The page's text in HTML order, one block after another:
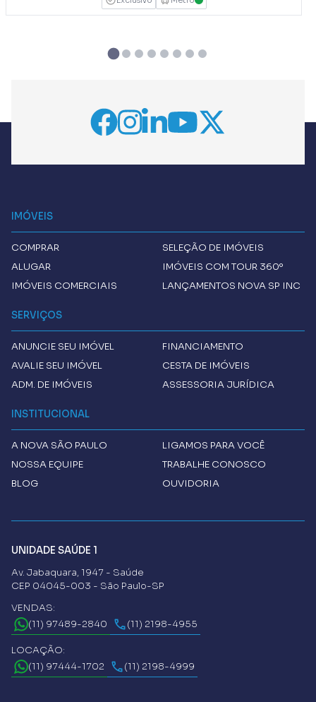
IMÓVEIS
COMPRAR
ALUGAR
IMÓVEIS COMERCIAIS
SELEÇÃO DE IMÓVEIS
IMÓVEIS COM TOUR 360º
LANÇAMENTOS NOVA SP INC
SERVIÇOS
ANUNCIE SEU IMÓVEL
AVALIE SEU IMÓVEL
ADM. DE IMÓVEIS
FINANCIAMENTO
CESTA DE IMÓVEIS
ASSESSORIA JURÍDICA
INSTITUCIONAL
A NOVA SÃO PAULO
NOSSA EQUIPE
BLOG
LIGAMOS PARA VOCÊ
TRABALHE CONOSCO
OUVIDORIA
UNIDADE SAÚDE 1
Av. Jabaquara, 1947 - Saúde
CEP 04045-003 - São Paulo-SP
VENDAS:
(11) 97489-2840
(11) 2198-4955
LOCAÇÃO:
(11) 97444-1702
(11) 2198-4999